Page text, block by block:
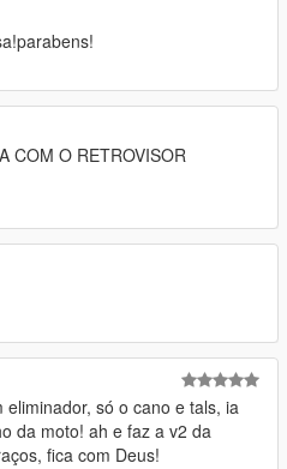
COM O RETROVISOR
eliminador, só o cano e tals, ia
da moto! ah e faz a v2 da
fica com Deus!